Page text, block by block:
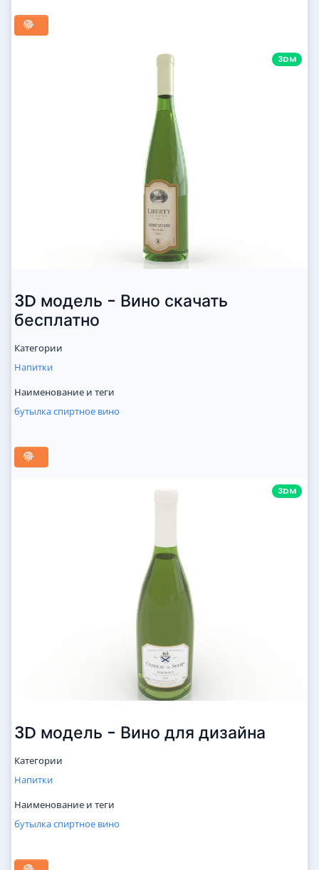
3DM
3D модель - Вино скачать
бесплатно
Категории
Напитки
Наименование и теги
бутылкаспиртное вино
3DM
3D модель - Вино для дизайна
Категории
Напитки
Наименование и теги
бутылкаспиртное вино